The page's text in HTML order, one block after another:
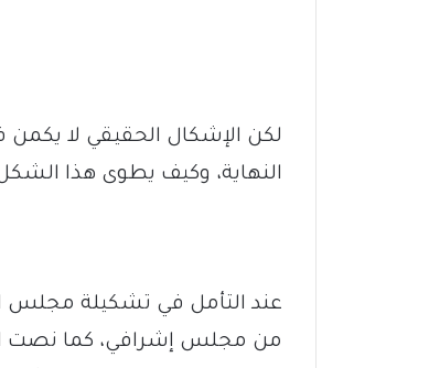
لكن الإشكال الحقيقي لا يكمن
النهاية، وكيف يطوى هذا
عند التأمل في تشكيلة مجلس